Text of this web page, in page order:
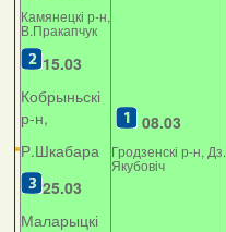
Камянецкі р-н,
В.Пракапчук
15.03
Кобрыньскі
р-н,
Р.Шкабара
25.03
Маларыцкі
08.03
Гродзенскі р-н, Дз.
Якубовіч